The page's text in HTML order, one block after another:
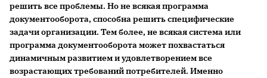
решить все проблемы. Но не всякая программа
документооборота, способна решить специфические
задачи организации. Тем более, не всякая система или
программа документооборота может похвастаться
динамичным развитием и удовлетворением все
возрастающих требований потребителей. Именно